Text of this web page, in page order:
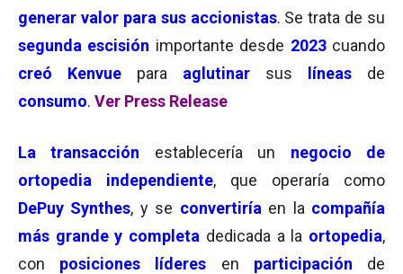
generar valor para sus accionistas. Se trata de su
segunda escisión importante desde 2023 cuando
creó Kenvue para aglutinar sus líneas
de
consumo. Ver Press Release
La transacción establecería un negocio de
ortopedia independiente, que operaría como
DePuy Synthes, y se convertiría en la compañía
más grande y completa dedicada a la ortopedia,
con posiciones líderes en participación
de